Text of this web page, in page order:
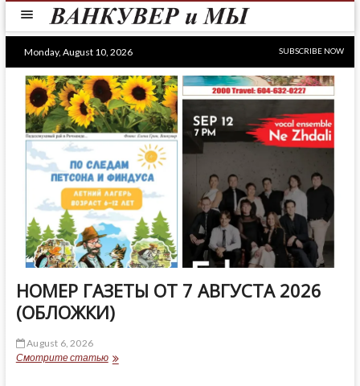
Skip
Monday, August 10, 2026 SUBSCRIBE NOW
НОМЕР ГАЗЕТЫ ОТ 7 АВГУСТА 2026
(ОБЛОЖКИ)
August 6, 2026
Смотрите статьюНОМЕР